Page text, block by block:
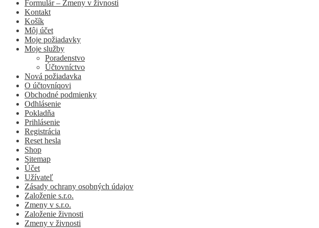
Formulár – Zmeny v živnosti
Kontakt
Košík
Môj účet
Moje požiadavky
Moje služby
Poradenstvo
Účtovníctvo
Nová požiadavka
O účtovníqovi
Obchodné podmienky
Odhlásenie
Pokladňa
Prihlásenie
Registrácia
Reset hesla
Shop
Sitemap
Účet
Užívateľ
Zásady ochrany osobných údajov
Založenie s.r.o.
Zmeny v s.r.o.
Založenie živnosti
Zmeny v živnosti